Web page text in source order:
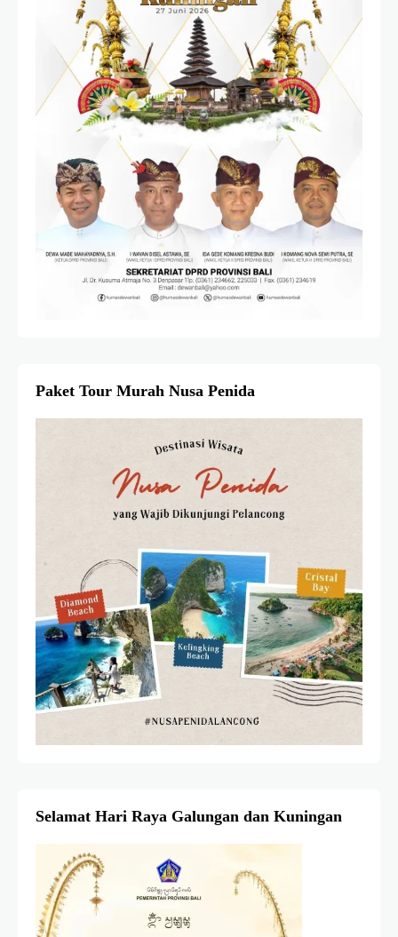
Paket Tour Murah Nusa Penida
Selamat Hari Raya Galungan dan Kuningan